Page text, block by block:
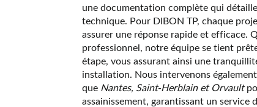
une documentation complète qui
technique. Pour DIBON TP, chaque
assurer une réponse rapide et efficace.
professionnel, notre équipe se tient
étape, vous assurant ainsi une
installation. Nous intervenons
que Nantes, Saint-Herblain et Orvault
assainissement, garantissant un